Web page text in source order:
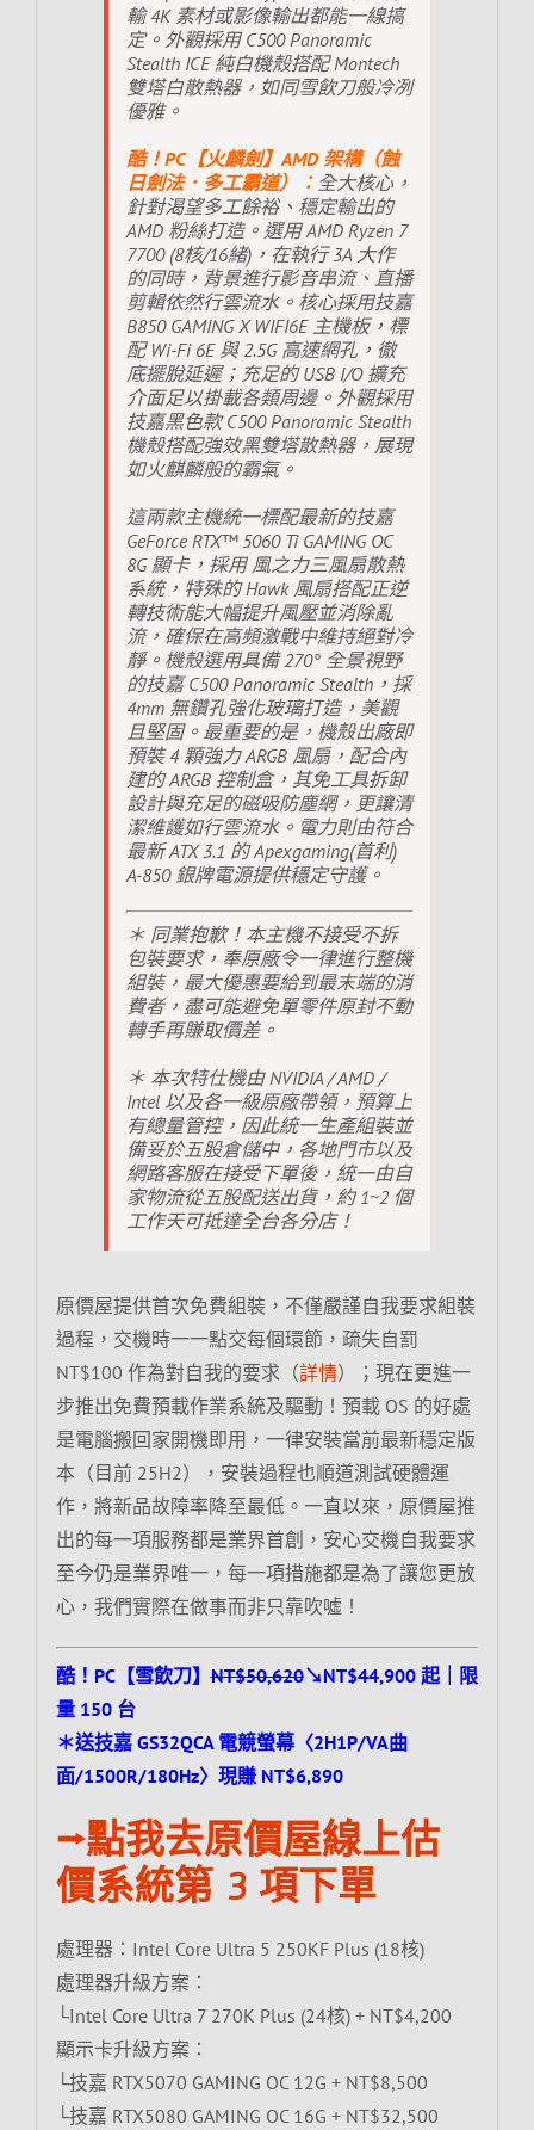
輸 4K 素材或影像輸出都能一線搞
定。外觀採用 C500 Panoramic
Stealth ICE 純白機殼搭配 Montech
雙塔白散熱器，如同雪飲刀般冷冽
優雅。
酷！PC【火麟劍】AMD 架構（蝕
日劍法．多工霸道）： 全大核心，
針對渴望多工餘裕、穩定輸出的
AMD 粉絲打造。選用 AMD Ryzen 7
7700 (8核/16緒)，在執行 3A 大作
的同時，背景進行影音串流、直播
剪輯依然行雲流水。核心採用技嘉
B850 GAMING X WIFI6E 主機板，標
配 Wi-Fi 6E 與 2.5G 高速網孔，徹
底擺脫延遲；充足的 USB I/O 擴充
介面足以掛載各類周邊。外觀採用
技嘉黑色款 C500 Panoramic Stealth
機殼搭配強效黑雙塔散熱器，展現
如火麒麟般的霸氣。
這兩款主機統一標配最新的技嘉
GeForce RTX™ 5060 Ti GAMING OC
8G 顯卡，採用 風之力三風扇散熱
系統，特殊的 Hawk 風扇搭配正逆
轉技術能大幅提升風壓並消除亂
流，確保在高頻激戰中維持絕對冷
靜。機殼選用具備 270° 全景視野
的技嘉 C500 Panoramic Stealth，採
4mm 無鑽孔強化玻璃打造，美觀
且堅固。最重要的是，機殼出廠即
預裝 4 顆強力 ARGB 風扇，配合內
建的 ARGB 控制盒，其免工具拆卸
設計與充足的磁吸防塵網，更讓清
潔維護如行雲流水。電力則由符合
最新 ATX 3.1 的 Apexgaming(首利)
A-850 銀牌電源提供穩定守護。
＊ 同業抱歉！本主機不接受不拆
包裝要求，奉原廠令一律進行整機
組裝，最大優惠要給到最末端的消
費者，盡可能避免單零件原封不動
轉手再賺取價差。
＊ 本次特仕機由 NVIDIA / AMD /
Intel 以及各一級原廠帶領，預算上
有總量管控，因此統一生產組裝並
備妥於五股倉儲中，各地門市以及
網路客服在接受下單後，統一由自
家物流從五股配送出貨，約 1~2 個
工作天可抵達全台各分店！
原價屋提供首次免費組裝，不僅嚴謹自我要求組裝
過程，交機時一一點交每個環節，疏失自罰
NT$100 作為對自我的要求（詳情）；現在更進一
步推出免費預載作業系統及驅動！預載 OS 的好處
是電腦搬回家開機即用，一律安裝當前最新穩定版
本（目前 25H2），安裝過程也順道測試硬體運
作，將新品故障率降至最低。一直以來，原價屋推
出的每一項服務都是業界首創，安心交機自我要求
至今仍是業界唯一，每一項措施都是為了讓您更放
心，我們實際在做事而非只靠吹噓！
酷！PC【雪飲刀】NT$50,620↘NT$44,900 起｜限
量 150 台
＊送技嘉 GS32QCA 電競螢幕〈2H1P/VA曲
面/1500R/180Hz〉現賺 NT$6,890
⭢點我去原價屋線上估
價系統第 3 項下單
處理器：Intel Core Ultra 5 250KF Plus (18核)
處理器升級方案：
└Intel Core Ultra 7 270K Plus (24核) + NT$4,200
顯示卡升級方案：
└技嘉 RTX5070 GAMING OC 12G + NT$8,500
└技嘉 RTX5080 GAMING OC 16G + NT$32,500